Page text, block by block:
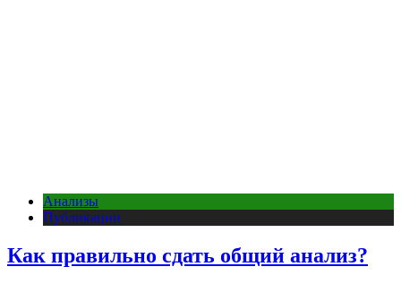
Анализы
Публикации
Как правильно сдать общий анализ?